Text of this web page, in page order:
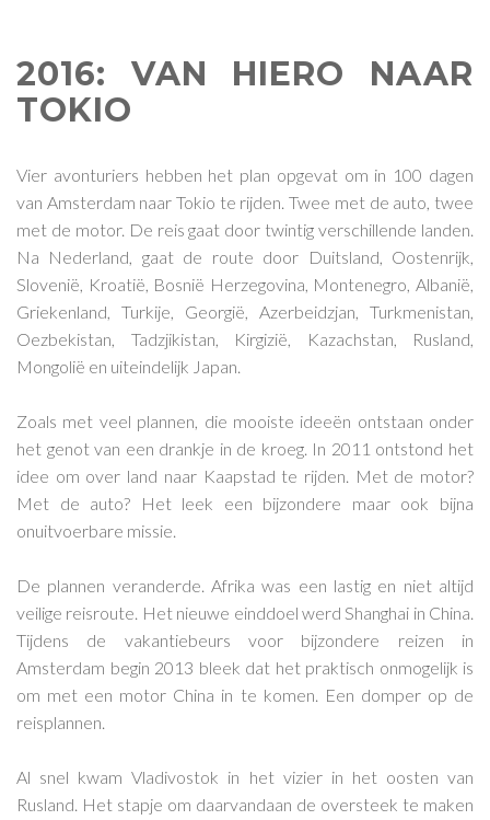
2016: VAN HIERO NAAR
TOKIO
Vier avonturiers hebben het plan opgevat om in 100 dagen
van Amsterdam naar Tokio te rijden. Twee met de auto, twee
met de motor. De reis gaat door twintig verschillende landen.
Na Nederland, gaat de route door Duitsland, Oostenrijk,
Slovenië, Kroatië, Bosnië Herzegovina, Montenegro, Albanië,
Griekenland, Turkije, Georgië, Azerbeidzjan, Turkmenistan,
Oezbekistan, Tadzjikistan, Kirgizië, Kazachstan, Rusland,
Mongolië en uiteindelijk Japan.
Zoals met veel plannen, die mooiste ideeën ontstaan onder
het genot van een drankje in de kroeg. In 2011 ontstond het
idee om over land naar Kaapstad te rijden. Met de motor?
Met de auto? Het leek een bijzondere maar ook bijna
onuitvoerbare missie.
De plannen veranderde. Afrika was een lastig en niet altijd
veilige reisroute. Het nieuwe einddoel werd Shanghai in China.
Tijdens de vakantiebeurs voor bijzondere reizen in
Amsterdam begin 2013 bleek dat het praktisch onmogelijk is
om met een motor China in te komen. Een domper op de
reisplannen.
Al snel kwam Vladivostok in het vizier in het oosten van
Rusland. Het stapje om daarvandaan de oversteek te maken